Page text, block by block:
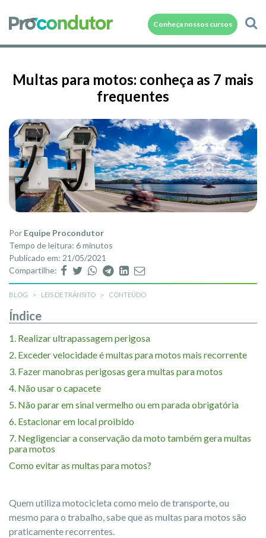
Conheça nossos cursos
Multas para motos: conheça as 7 mais
frequentes
Por Equipe Procondutor
Tempo de leitura: 6 minutos
Publicado em: 21/05/2021
Compartilhe:
BLOG LEIS DE TRÂNSITO CONTEÚDO
Índice
1. Realizar ultrapassagem perigosa
2. Exceder velocidadeé multas para motos mais recorrente
3. Fazer manobras perigosas gera multas para motos
4. Não usar o capacete
5. Não parar em sinal vermelho ou em parada obrigatória
6. Estacionar em local proibido
7. Negligenciar a conservação da moto também gera multas
para motos
Como evitar as multas para motos?
Quem utiliza motocicleta como meio de transporte, ou
mesmo para o trabalho, sabe que as multas para motos são
praticamente recorrentes.